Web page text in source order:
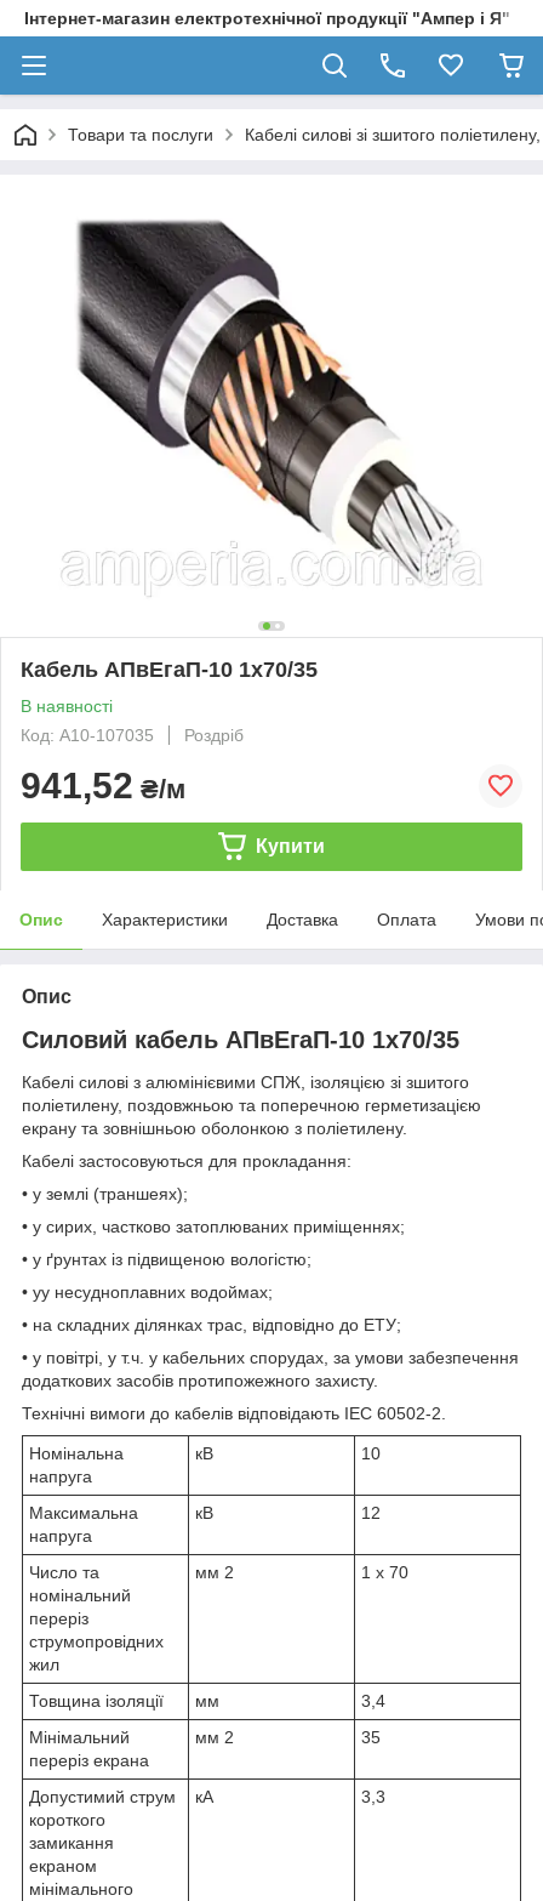
Інтернет-магазин електротехнічної продукції "Ампер і Я"
Товари та послуги Кабелі силові зі зшитого
Кабель АПвЕгаП-10 1х70/35
В наявності
Код: А10-107035
Роздріб
941,52 ₴/м
Купити
Опис Характеристики Доставка Оплата Умови
Опис
Силовий кабель АПвЕгаП-10 1х70/35
Кабелі силові з алюмінієвими СПЖ, ізоляцією зі зшитого
поліетилену, поздовжньою та поперечною герметизацією
екрану та зовнішньою оболонкою з поліетилену.
Кабелі застосовуються для прокладання:
• у землі (траншеях);
• у сирих, частково затоплюваних приміщеннях;
• у ґрунтах із підвищеною вологістю;
• уу несудноплавних водоймах;
• на складних ділянках трас, відповідно до ЕТУ;
• у повітрі, у т.ч. у кабельних спорудах, за умови забезпечення
додаткових засобів протипожежного захисту.
Технічні вимоги до кабелів відповідають IEC 60502-2.
Номінальна
напруга
кВ 10
Максимальна
напруга
кВ 12
Число та
номінальний
переріз
струмопровідних
жил
мм 2 1 x 70
Товщина ізоляції мм
3,4
Мінімальний
переріз екрана
мм 2 35
Допустимий струм
короткого
замикання
екраном
мінімального
кА 3,3